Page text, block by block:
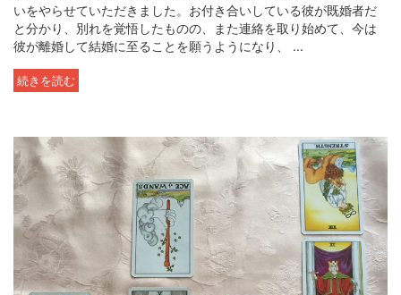
いをやらせていただきました。お付き合いしている彼が既婚者だ
と分かり、別れを覚悟したものの、また連絡を取り始めて、今は
彼が離婚して結婚に至ることを願うようになり、 ...
続きを読む